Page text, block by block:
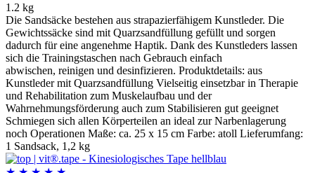
1.2 kg
Die Sandsäcke bestehen aus strapazierfähigem Kunstleder. Die
Gewichtssäcke sind mit Quarzsandfüllung gefüllt und sorgen
dadurch für eine angenehme Haptik. Dank des Kunstleders lassen
sich die Trainingstaschen nach Gebrauch einfach
abwischen, reinigen und desinfizieren. Produktdetails: aus
Kunstleder mit Quarzsandfüllung Vielseitig einsetzbar in Therapie
und Rehabilitation zum Muskelaufbau und der
Wahrnehmungsförderung auch zum Stabilisieren gut geeignet
Schmiegen sich allen Körperteilen an ideal zur Narbenlagerung
noch Operationen Maße: ca. 25 x 15 cm Farbe: atoll Lieferumfang:
1 Sandsack, 1,2 kg